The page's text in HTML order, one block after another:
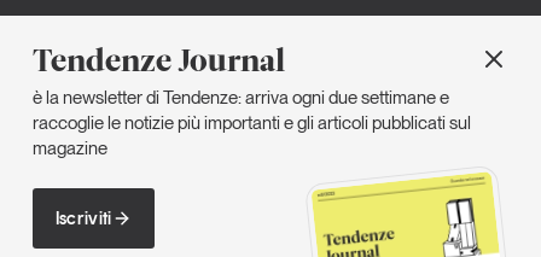
Tendenze Journal
è la newsletter di Tendenze: arriva ogni due settimane e
raccoglie le notizie più importanti e gli articoli pubblicati sul
magazine
Iscriviti